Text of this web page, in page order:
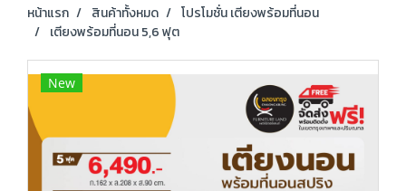
หน้าแรก สินค้าทั้งหมด
โปรโมชั่น เตียงพร้อมที่นอน
เตียงพร้อมที่นอน 5,6 ฟุต
New